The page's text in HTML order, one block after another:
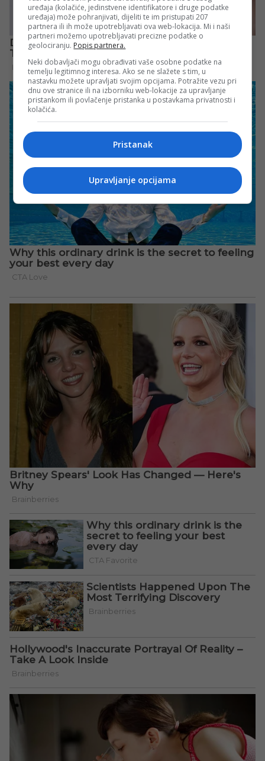
uređaja (kolačiće, jedinstvene identifikatore i druge podatke
uređaja) može pohranjivati, dijeliti te im pristupati 207
partnera ili ih može upotrebljavati ova web-lokacija. Mi i naši
partneri možemo upotrebljavati precizne podatke o
geolociranju. Popis partnera.
Neki dobavljači mogu obrađivati vaše osobne podatke na
temelju legitimnog interesa. Ako se ne slažete s tim, u
nastavku možete upravljati svojim opcijama. Potražite vezu pri
dnu ove stranice ili na izborniku web-lokacije za upravljanje
pristankom ili povlačenje pristanka u postavkama privatnosti i
kolačića.
Pristanak
Upravljanje opcijama